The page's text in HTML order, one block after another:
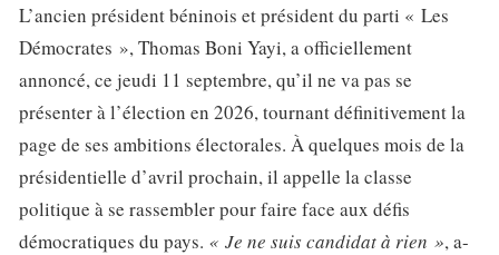
L’ancien président béninois et président du parti « Les
Démocrates », Thomas Boni Yayi, a officiellement
annoncé, ce jeudi 11 septembre, qu’il ne va pas se
présenter à l’élection en 2026, tournant définitivement la
page de ses ambitions électorales. À quelques mois de la
présidentielle d’avril prochain, il appelle la classe
politique à se rassembler pour faire face aux défis
démocratiques du pays. « Je ne suis candidat à rien », a-